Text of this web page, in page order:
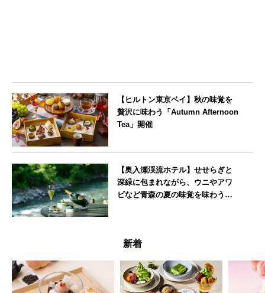
【ヒルトン東京ベイ】秋の味覚を
贅沢に味わう「Autumn Afternoon
Tea」開催
【奥入瀬渓流ホテル】せせらぎと
深緑に包まれながら、ウニやアワ
ビなど青森の夏の味覚を味わうフ
新着